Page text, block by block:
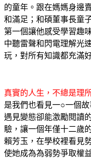
的童年。跟在媽媽身邊
和滿足；和碩董事長童
第一個讓他感受學習趣
中聽雷聲和閃電理解光
玩，對所有知識都充滿
真實的人生，不總是理
是我們也看見一○一個
遇見變態卻能激勵閱讀
驗，讓一個年僅十二歲
賴芳玉，在學校裡看見
使她成為為弱勢爭取權